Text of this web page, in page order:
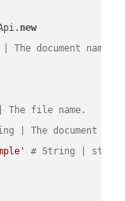
new
document name.
The file name.
| The document
# String |